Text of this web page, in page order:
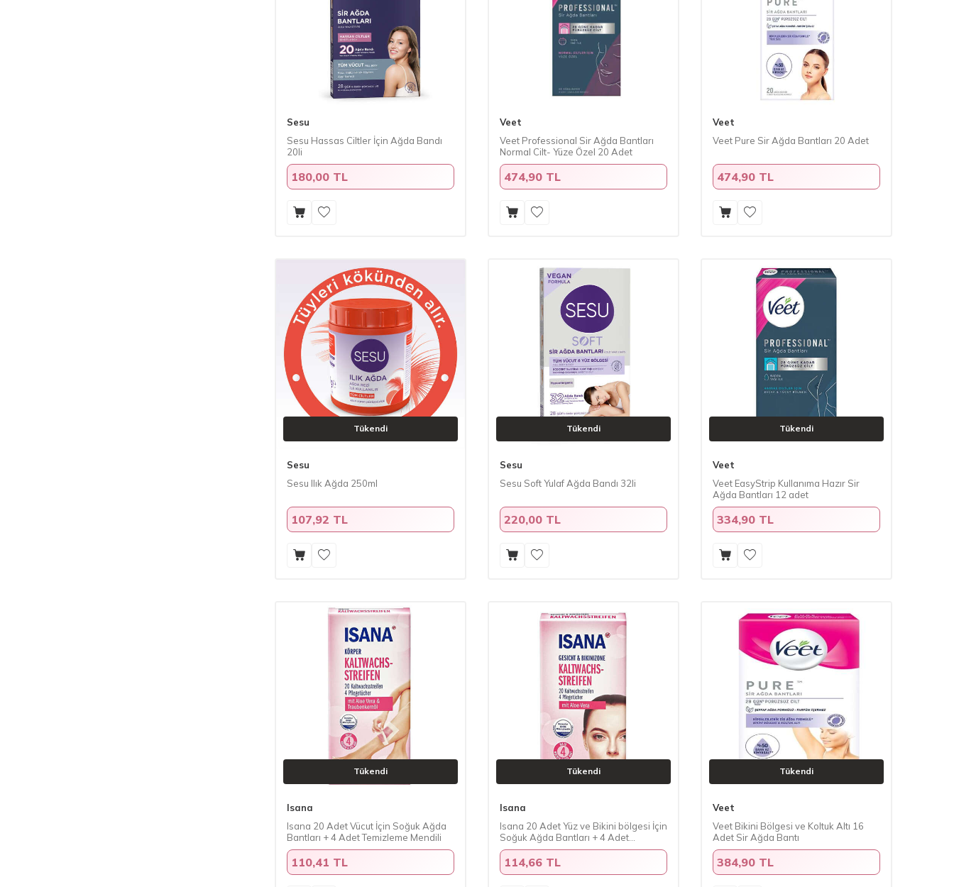
Sesu
Sesu Hassas Ciltler İçin Ağda Bandı
20li
180,00 TL
Veet
Veet Professional Sir Ağda Bantları
Normal Cilt- Yüze Özel 20 Adet
474,90 TL
Veet
Veet Pure Sir Ağda Bantları 20 Adet
474,90 TL
Tükendi
Sesu
Sesu Ilık Ağda 250ml
107,92 TL
Tükendi
Sesu
Sesu Soft Yulaf Ağda Bandı 32li
220,00 TL
Tükendi
Veet
Veet EasyStrip Kullanıma Hazır Sir
Ağda Bantları 12 adet
334,90 TL
Tükendi
Isana
Isana 20 Adet Vücut İçin Soğuk Ağda
Bantları + 4 Adet Temizleme Mendili
110,41 TL
Tükendi
Isana
Isana 20 Adet Yüz ve Bikini bölgesi İçin
Soğuk Ağda Bantları + 4 Adet
Temizleme Mendili
114,66 TL
Tükendi
Veet
Veet Bikini Bölgesi ve Koltuk Altı 16
Adet Sir Ağda Bantı
384,90 TL